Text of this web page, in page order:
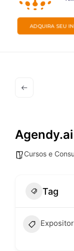
ADQUIRA SEU
Agendy.ai
Cursos e
Tag